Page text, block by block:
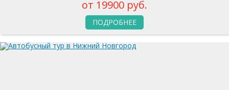
от 19900 руб.
ПОДРОБНЕЕ